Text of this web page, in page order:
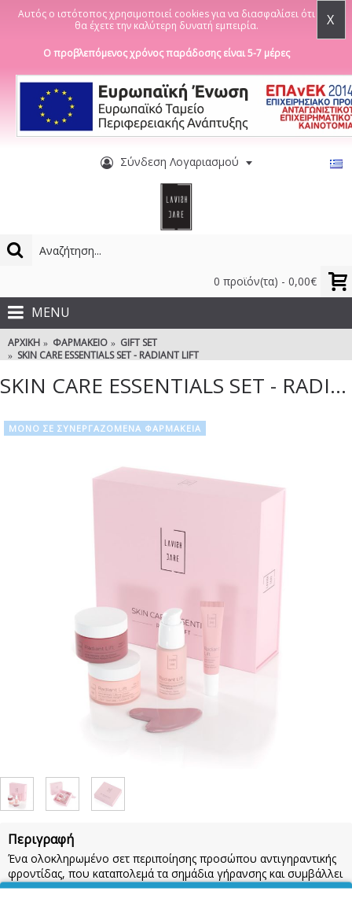
Αυτός ο ιστότοπος χρησιμοποιεί cookies για να διασφαλίσει ότι
θα έχετε την καλύτερη δυνατή εμπειρία.
X
Ο προβλεπόμενος χρόνος παράδοσης είναι 5-7 μέρες
Σύνδεση Λογαριασμού
0 προϊόν(τα) - 0,00€
MENU
ΑΡΧΙΚΉ ΦΑΡΜΑΚΕΊΟ
GIFT SET
SKIN CARE ESSENTIALS SET - RADIANT LIFT
SKIN CARE ESSENTIALS SET - RADIANT LIFT
ΜΟΝΟ ΣΕ ΣΥΝΕΡΓΑΖΟΜΕΝΑ ΦΑΡΜΑΚΕΙΑ
Περιγραφή
Ένα ολοκληρωμένο σετ περιποίησης προσώπου αντιγηραντικής
φροντίδας, που καταπολεμά τα σημάδια γήρανσης και συμβάλλει
στην βελτίωση της ελαστικότητας σε κάθε ηλικία.